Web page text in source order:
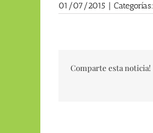
01/07/2015 | Categorías:
Comparte esta noticia!